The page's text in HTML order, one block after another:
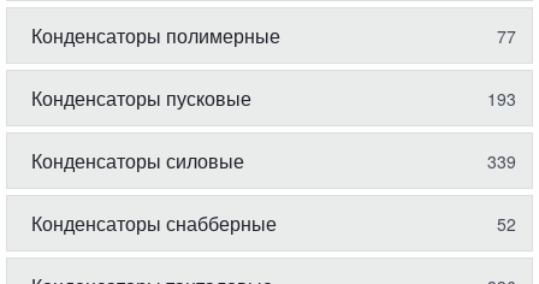
Конденсаторы полимерные 77
Конденсаторы пусковые 193
Конденсаторы силовые 339
Конденсаторы снабберные 52